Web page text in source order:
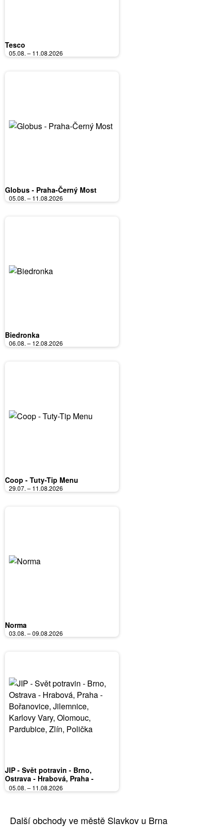
Tesco
05.08. – 11.08.2026
Globus - Praha-Černý Most
05.08. – 11.08.2026
Biedronka
06.08. – 12.08.2026
Coop - Tuty-Tip Menu
29.07. – 11.08.2026
Norma
03.08. – 09.08.2026
JIP - Svět potravin - Brno,
Ostrava - Hrabová, Praha -
Bořanovice, Jilemnice, Karlovy
Vary, Olomouc, Pardubice, Zlín,
05.08. – 11.08.2026
Další obchody ve městě Slavkov u Brna